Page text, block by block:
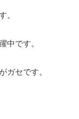
。
中です。
ガセです。